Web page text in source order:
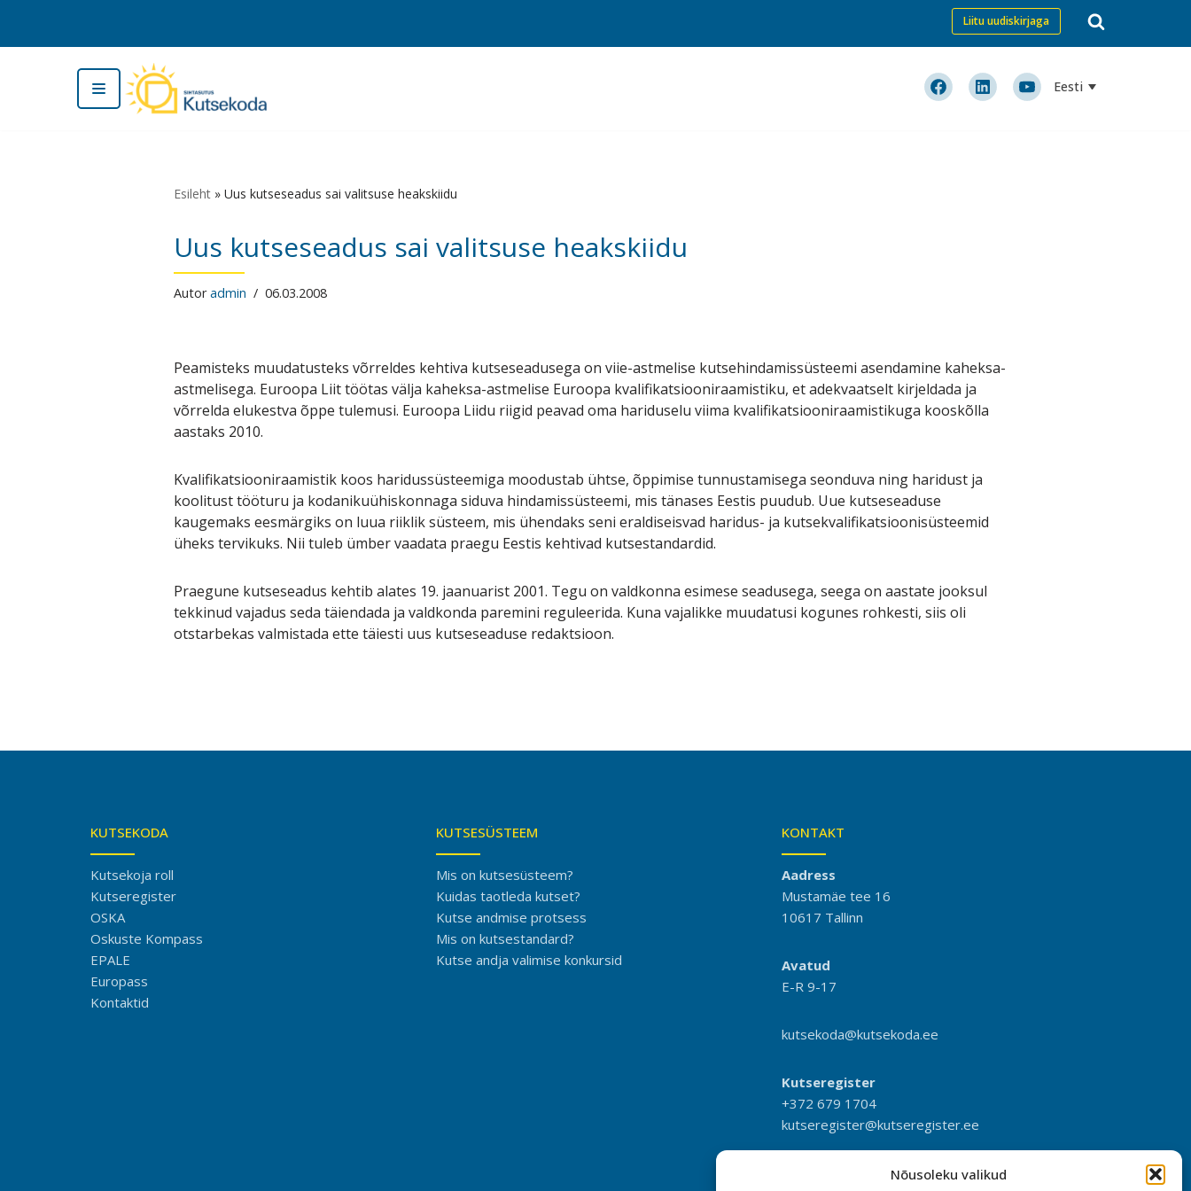
Nõusoleku valikud
Skip
Liitu uudiskirjaga
Eesti
Esileht» Uus kutseseadus sai valitsuse heakskiidu
Uus kutseseadus sai valitsuse heakskiidu
Autoradmin 06.03.2008
Peamisteks muudatusteks võrreldes kehtiva kutseseadusega on viie-astmelise kutsehindamissüsteemi asendamine kaheksa-
astmelisega. Euroopa Liit töötas välja kaheksa-astmelise Euroopa kvalifikatsiooniraamistiku, et adekvaatselt kirjeldada ja
võrrelda elukestva õppe tulemusi. Euroopa Liidu riigid peavad oma hariduselu viima kvalifikatsiooniraamistikuga kooskõlla
aastaks 2010.
Kvalifikatsiooniraamistik koos haridussüsteemiga moodustab ühtse, õppimise tunnustamisega seonduva ning haridust ja
koolitust tööturu ja kodanikuühiskonnaga siduva hindamissüsteemi, mis tänases Eestis puudub. Uue kutseseaduse
kaugemaks eesmärgiks on luua riiklik süsteem, mis ühendaks seni eraldiseisvad haridus- ja kutsekvalifikatsioonisüsteemid
üheks tervikuks. Nii tuleb ümber vaadata praegu Eestis kehtivad kutsestandardid.
Praegune kutseseadus kehtib alates 19. jaanuarist 2001. Tegu on valdkonna esimese seadusega, seega on aastate jooksul
tekkinud vajadus seda täiendada ja valdkonda paremini reguleerida. Kuna vajalikke muudatusi kogunes rohkesti, siis oli
otstarbekas valmistada ette täiesti uus kutseseaduse redaktsioon.
KUTSEKODA
Kutsekoja roll
Kutseregister
OSKA
Oskuste Kompass
EPALE
Europass
Kontaktid
KUTSESÜSTEEM
Mis on kutsesüsteem?
Kuidas taotleda kutset?
Kutse andmise protsess
Mis on kutsestandard?
Kutse andja valimise konkursid
KONTAKT
Aadress
Mustamäe tee 16
10617 Tallinn
Avatud
E-R 9-17
kutsekoda@kutsekoda.ee
Kutseregister
+372 679 1704
kutseregister@kutseregister.ee